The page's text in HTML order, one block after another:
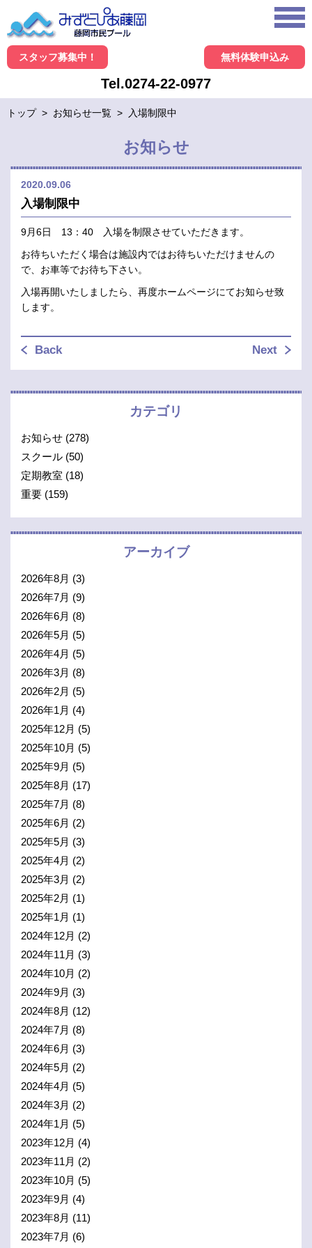
スタッフ募集中！ 無料体験申込み
Tel.0274-22-0977
トップ > お知らせ一覧 > 入場制限中
お知らせ
2020.09.06
入場制限中
9月6日 13：40 入場を制限させていただきます。
お待ちいただく場合は施設内ではお待ちいただけませんの
で、お車等でお待ち下さい。
入場再開いたしましたら、再度ホームページにてお知らせ致
します。
Back Next
カテゴリ
お知らせ (278)
スクール (50)
定期教室 (18)
重要 (159)
アーカイブ
2026年8月 (3)
2026年7月 (9)
2026年6月 (8)
2026年5月 (5)
2026年4月 (5)
2026年3月 (8)
2026年2月 (5)
2026年1月 (4)
2025年12月 (5)
2025年10月 (5)
2025年9月 (5)
2025年8月 (17)
2025年7月 (8)
2025年6月 (2)
2025年5月 (3)
2025年4月 (2)
2025年3月 (2)
2025年2月 (1)
2025年1月 (1)
2024年12月 (2)
2024年11月 (3)
2024年10月 (2)
2024年9月 (3)
2024年8月 (12)
2024年7月 (8)
2024年6月 (3)
2024年5月 (2)
2024年4月 (5)
2024年3月 (2)
2024年1月 (5)
2023年12月 (4)
2023年11月 (2)
2023年10月 (5)
2023年9月 (4)
2023年8月 (11)
2023年7月 (6)